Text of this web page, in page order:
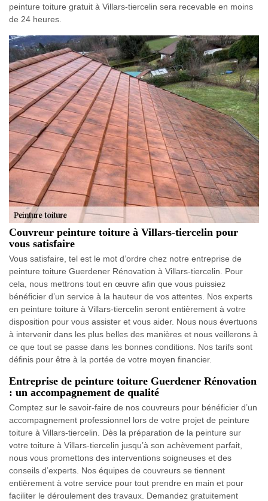
peinture toiture gratuit à Villars-tiercelin sera recevable en moins
de 24 heures.
Couvreur peinture toiture à Villars-tiercelin pour
vous satisfaire
Vous satisfaire, tel est le mot d’ordre chez notre entreprise de
peinture toiture Guerdener Rénovation à Villars-tiercelin. Pour
cela, nous mettrons tout en œuvre afin que vous puissiez
bénéficier d’un service à la hauteur de vos attentes. Nos experts
en peinture toiture à Villars-tiercelin seront entièrement à votre
disposition pour vous assister et vous aider. Nous nous évertuons
à intervenir dans les plus belles des manières et nous veillerons à
ce que tout se passe dans les bonnes conditions. Nos tarifs sont
définis pour être à la portée de votre moyen financier.
Entreprise de peinture toiture Guerdener Rénovation
: un accompagnement de qualité
Comptez sur le savoir-faire de nos couvreurs pour bénéficier d’un
accompagnement professionnel lors de votre projet de peinture
toiture à Villars-tiercelin. Dès la préparation de la peinture sur
votre toiture à Villars-tiercelin jusqu’à son achèvement parfait,
nous vous promettons des interventions soigneuses et des
conseils d’experts. Nos équipes de couvreurs se tiennent
entièrement à votre service pour tout prendre en main et pour
faciliter le déroulement des travaux. Demandez gratuitement